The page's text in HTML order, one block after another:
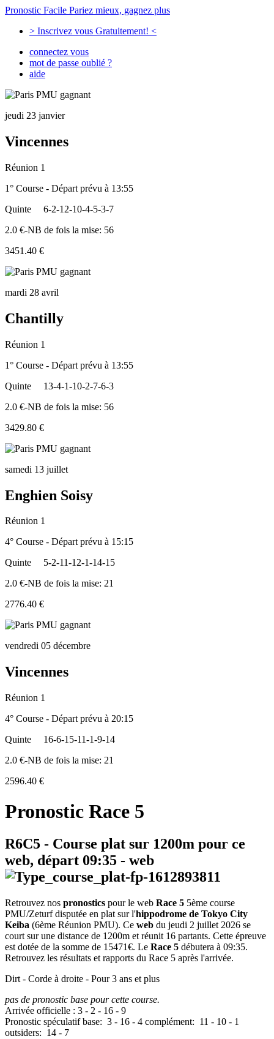
Pronostic Facile Pariez mieux, gagnez plus
> Inscrivez vous Gratuitement! <
connectez vous
mot de passe oublié ?
aide
jeudi 23 janvier
Vincennes
Réunion 1
1° Course - Départ prévu à 13:55
Quinte
6-2-12-10-4-5-3-7
2.0 €-NB de fois la mise: 56
3451.40 €
mardi 28 avril
Chantilly
Réunion 1
1° Course - Départ prévu à 13:55
Quinte
13-4-1-10-2-7-6-3
2.0 €-NB de fois la mise: 56
3429.80 €
samedi 13 juillet
Enghien Soisy
Réunion 1
4° Course - Départ prévu à 15:15
Quinte
5-2-11-12-1-14-15
2.0 €-NB de fois la mise: 21
2776.40 €
vendredi 05 décembre
Vincennes
Réunion 1
4° Course - Départ prévu à 20:15
Quinte
16-6-15-11-1-9-14
2.0 €-NB de fois la mise: 21
2596.40 €
Pronostic Race 5
R6C5 - Course plat sur 1200m pour ce
web, départ 09:35 - web
Retrouvez nos pronostics pour le web Race 5 5ème course
PMU/Zeturf disputée en plat sur l'hippodrome de Tokyo City
Keiba (6ème Réunion PMU). Ce web du jeudi 2 juillet 2026 se
court sur une distance de 1200m et réunit 16 partants. Cette épreuve
est dotée de la somme de 15471€. Le Race 5 débutera à 09:35.
Retrouvez les résultats et rapports du Race 5 après l'arrivée.
Dirt - Corde à droite - Pour 3 ans et plus
pas de pronostic base pour cette course.
Arrivée officielle : 3 - 2 - 16 - 9
Pronostic spéculatif base: 3 - 16 - 4 complément: 11 - 10 - 1
outsiders: 14 - 7